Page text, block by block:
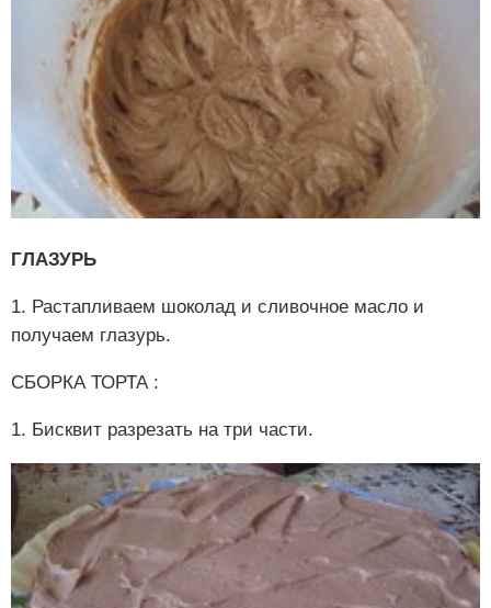
ГЛАЗУРЬ
1. Растапливаем шоколад и сливочное масло и
получаем глазурь.
СБОРКА ТОРТА :
1. Бисквит разрезать на три части.